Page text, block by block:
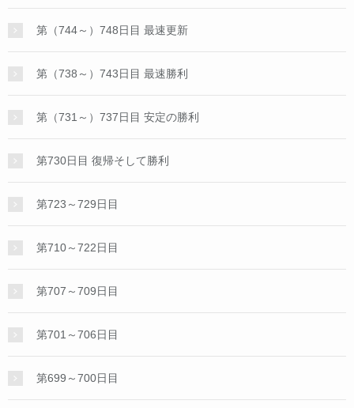
第（744～）748日目 最速更新
第（738～）743日目 最速勝利
第（731～）737日目 安定の勝利
第730日目 復帰そして勝利
第723～729日目
第710～722日目
第707～709日目
第701～706日目
第699～700日目